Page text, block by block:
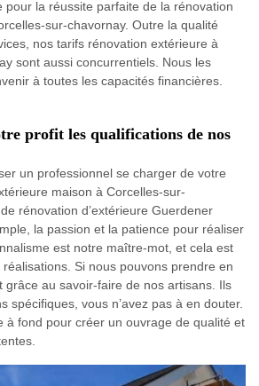
pour la réussite parfaite de la rénovation
sur-chavornay. Outre la qualité
nos tarifs rénovation extérieure à
sont aussi concurrentiels. Nous les
à toutes les capacités financières.
profit les qualifications de nos
un professionnel se charger de votre
maison à Corcelles-sur-
rénovation d’extérieure Guerdener
la passion et la patience pour réaliser
est notre maître-mot, et cela est
Si nous pouvons prendre en
grâce au savoir-faire de nos artisans. Ils
spécifiques, vous n’avez pas à en douter.
à fond pour créer un ouvrage de qualité et